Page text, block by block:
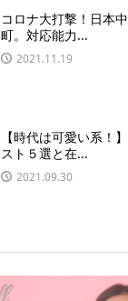
コロナ大打撃！日本
町。対応能力...
2021.11.19
【時代は可愛い系！
スト５選と在...
2021.09.30